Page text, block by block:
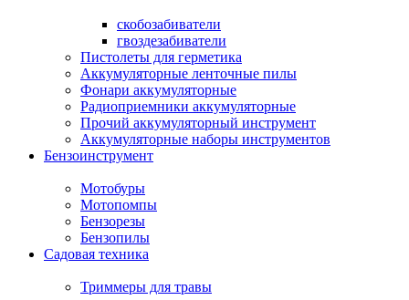
скобозабиватели
гвоздезабиватели
Пистолеты для герметика
Аккумуляторные ленточные пилы
Фонари аккумуляторные
Радиоприемники аккумуляторные
Прочий аккумуляторный инструмент
Аккумуляторные наборы инструментов
Бензоинструмент
Мотобуры
Мотопомпы
Бензорезы
Бензопилы
Садовая техника
Триммеры для травы